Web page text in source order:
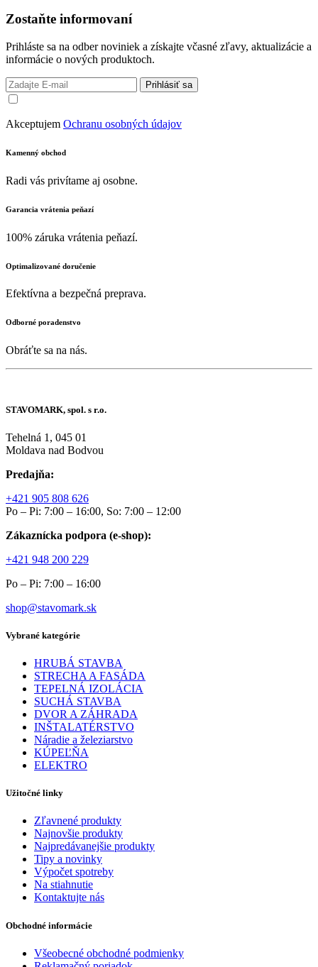
Zostaňte informovaní
Prihláste sa na odber noviniek a získajte včasné zľavy, aktualizácie a
informácie o nových produktoch.
Prihlásiť sa
Akceptujem Ochranu osobných údajov
Kamenný obchod
Radi vás privítame aj osobne.
Garancia vrátenia peňazí
100% záruka vrátenia peňazí.
Optimalizované doručenie
Efektívna a bezpečná preprava.
Odborné poradenstvo
Obráťte sa na nás.
STAVOMARK, spol. s r.o.
Tehelná 1, 045 01
Moldava nad Bodvou
Predajňa:
+421 905 808 626
Po – Pi: 7:00 – 16:00, So: 7:00 – 12:00
Zákaznícka podpora (e-shop):
+421 948 200 229
Po – Pi: 7:00 – 16:00
shop@stavomark.sk
Vybrané kategórie
HRUBÁ STAVBA
STRECHA A FASÁDA
TEPELNÁ IZOLÁCIA
SUCHÁ STAVBA
DVOR A ZÁHRADA
INŠTALATÉRSTVO
Náradie a železiarstvo
KÚPEĽŇA
ELEKTRO
Užitočné linky
Zľavnené produkty
Najnovšie produkty
Najpredávanejšie produkty
Tipy a novinky
Výpočet spotreby
Na stiahnutie
Kontaktujte nás
Obchodné informácie
Všeobecné obchodné podmienky